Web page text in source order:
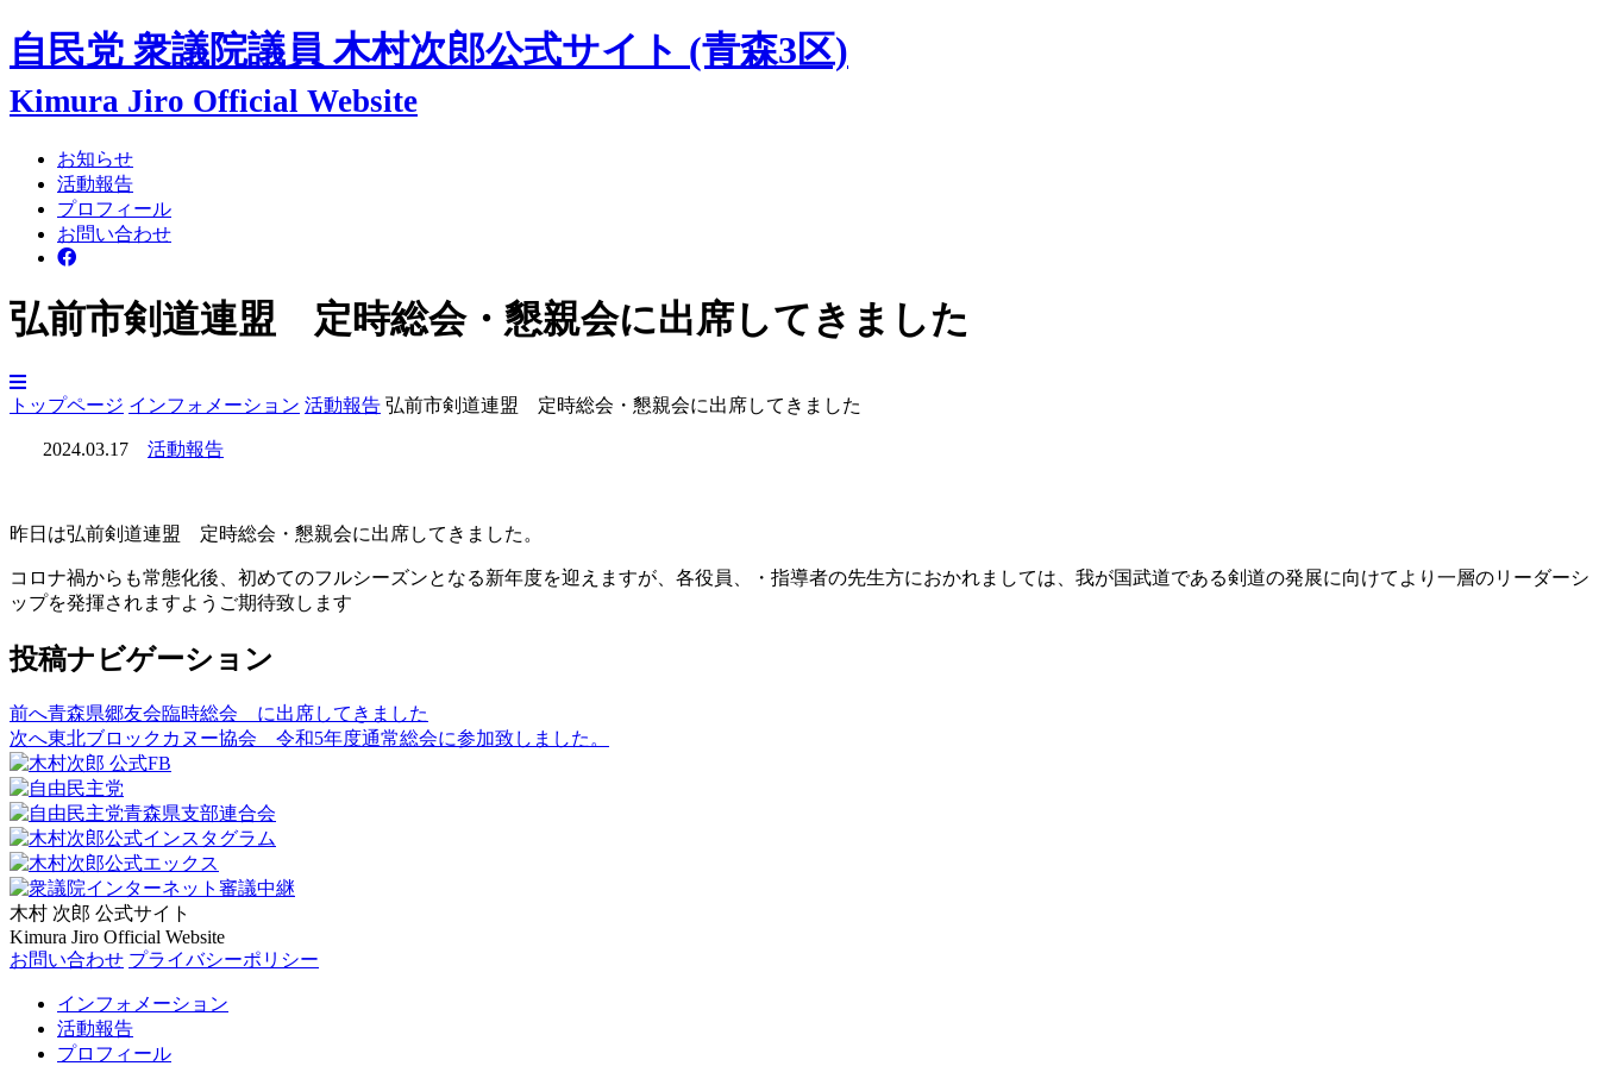
自民党 衆議院議員 木村次郎公式サイト (青森3区)
Kimura Jiro Official Website
お知らせ
活動報告
プロフィール
お問い合わせ
弘前市剣道連盟 定時総会・懇親会に出席してきました
トップページ インフォメーション 活動報告 弘前市剣道連盟 定時総会・懇親会に出席してきました
2024.03.17 活動報告
昨日は弘前剣道連盟 定時総会・懇親会に出席してきました。
コロナ禍からも常態化後、初めてのフルシーズンとなる新年度を迎えますが、各役員、・指導者の先生方におかれましては、我が国武道である剣道の発展に向けてより一層のリーダーシ
ップを発揮されますようご期待致します
投稿ナビゲーション
前へ青森県郷友会臨時総会 に出席してきました
次へ東北ブロックカヌー協会 令和5年度通常総会に参加致しました。
木村 次郎 公式サイト
Kimura Jiro Official Website
お問い合わせ プライバシーポリシー
インフォメーション
活動報告
プロフィール